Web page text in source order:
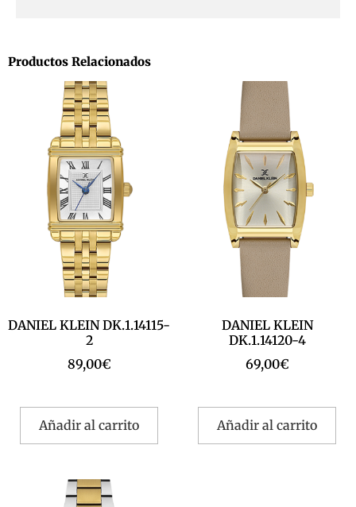
Productos Relacionados
DANIEL KLEIN DK.1.14115-
2
89,00€
Añadir al carrito
DANIEL KLEIN
DK.1.14120-4
69,00€
Añadir al carrito